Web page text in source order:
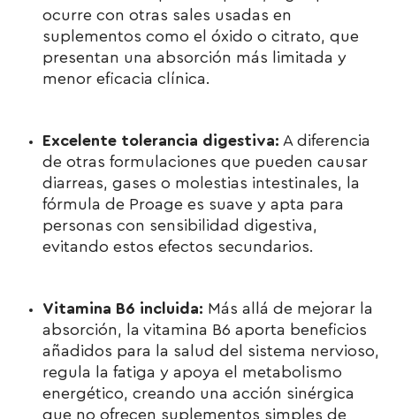
ocurre con otras sales usadas en
suplementos como el óxido o citrato, que
presentan una absorción más limitada y
menor eficacia clínica.
Excelente tolerancia digestiva: A diferencia
de otras formulaciones que pueden causar
diarreas, gases o molestias intestinales, la
fórmula de Proage es suave y apta para
personas con sensibilidad digestiva,
evitando estos efectos secundarios.
Vitamina B6 incluida: Más allá de mejorar la
absorción, la vitamina B6 aporta beneficios
añadidos para la salud del sistema nervioso,
regula la fatiga y apoya el metabolismo
energético, creando una acción sinérgica
que no ofrecen suplementos simples de